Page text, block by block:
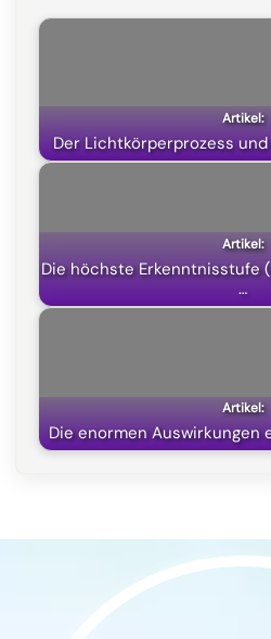
o
k
a
m
Der Lichtkörperprozess
Die höchste Erkenntnisstufe
…
Die enormen Auswirkungen